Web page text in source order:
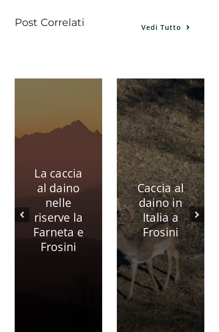
Post Correlati Vedi Tutto
La caccia
al daino
nelle
riserve la
Farneta e
Frosini
Caccia al
daino in
Italia a
Frosini